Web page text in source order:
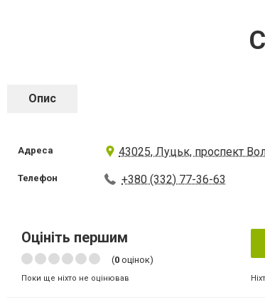
Опис
Адреса 43025, Луцьк, проспект
Телефон +380 (332) 77-36-63
Оцініть першим
(0 оцінок)
Поки ще ніхто не оцінював